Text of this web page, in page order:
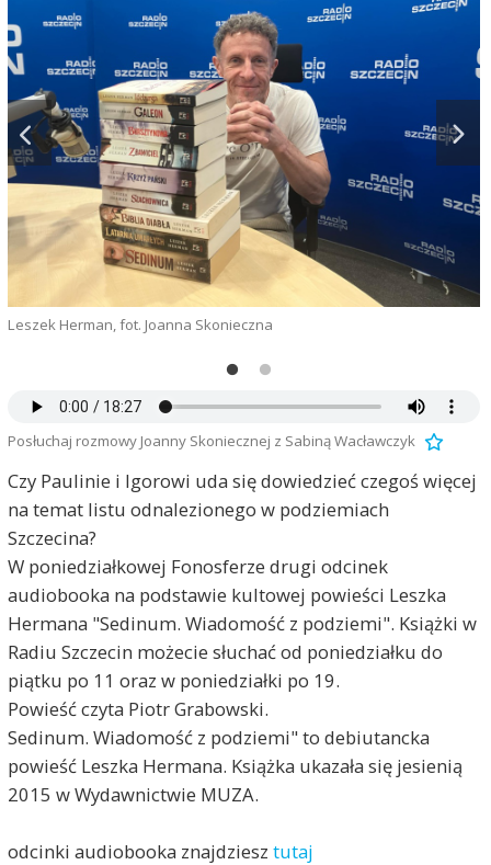
Leszek Herman, fot. Joanna Skonieczna
Posłuchaj rozmowy Joanny Skoniecznej z Sabiną Wacławczyk
Czy Paulinie i Igorowi uda się dowiedzieć czegoś więcej
na temat listu odnalezionego w podziemiach
Szczecina?
W poniedziałkowej Fonosferze drugi odcinek
audiobooka na podstawie kultowej powieści Leszka
Hermana "Sedinum. Wiadomość z podziemi". Książki w
Radiu Szczecin możecie słuchać od poniedziałku do
piątku po 11 oraz w poniedziałki po 19.
Powieść czyta Piotr Grabowski.
Sedinum. Wiadomość z podziemi" to debiutancka
powieść Leszka Hermana. Książka ukazała się jesienią
2015 w Wydawnictwie MUZA.
odcinki audiobooka znajdziesz tutaj